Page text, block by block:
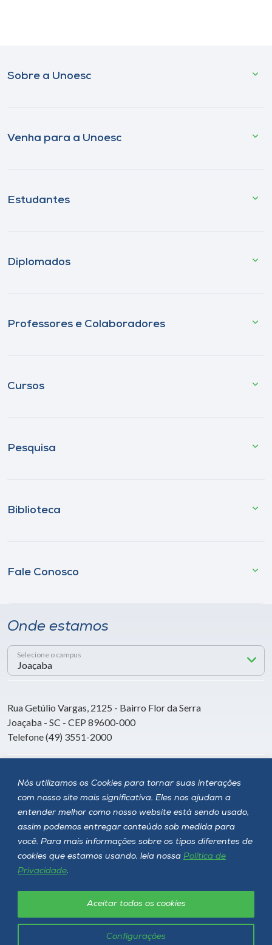
Nós utilizamos os Cookies para tornar suas interações
com nosso site mais significativa. Eles nos ajudam a
entender melhor como nosso website está sendo usado,
assim podemos entregar conteúdo sob medida para
você. Para mais informações sobre os tipos diferentes de
cookies que estamos usando, leia nossa Política de
Privacidade.
Configurações
Aceitar todos os cookies
Sobre a Unoesc
Venha para a Unoesc
Estudantes
Diplomados
Professores e Colaboradores
Cursos
Pesquisa
Biblioteca
Fale Conosco
Onde estamos
Selecione o campus
Rua Getúlio Vargas, 2125 - Bairro Flor da Serra
Joaçaba - SC - CEP 89600-000
Telefone (49) 3551-2000
Siga a Unoesc
Unoesc © 2026 - Todos os direitos reservados
Política de privacidade LGPD